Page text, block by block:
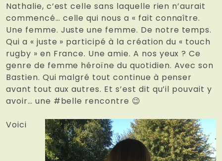
Nathalie, c’est celle sans laquelle rien n’aurait
commencé… celle qui nous a « fait connaître.
Une femme. Juste une femme. De notre temps.
Qui a « juste » participé à la création du « touch
rugby » en France. Une amie. A nos yeux ? Ce
genre de femme héroïne du quotidien. Avec son
Bastien. Qui malgré tout continue à penser
avant tout aux autres. Et s’est dit qu’il pouvait y
avoir… une #belle rencontre 😉
Voici